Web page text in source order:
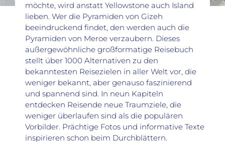
möchte, wird anstatt Yellows­tone auch Island
lieben. Wer die Pyrami­den von Gizeh
beeindruckend findet, den werden auch die
Pyramiden von Meroe verzaubern. Dieses
außergewöhnliche großformatige Reisebuch
stellt über 1000 Alternativen zu den
bekanntesten Reisezielen in aller Welt vor, die
weni­ger bekannt, aber genauso faszinierend
und spannend sind. In neun Kapiteln
entdecken Reisende neue Traumziele, die
weniger überlaufen sind als die po­pulären
Vorbilder. Prächtige Fotos und informative Texte
inspirieren schon beim Durchblättern.